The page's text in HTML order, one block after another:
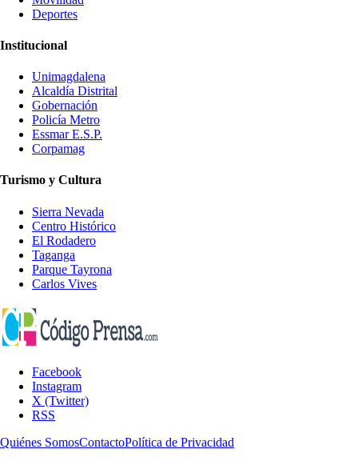
Deportes
Institucional
Unimagdalena
Alcaldía Distrital
Gobernación
Policía Metro
Essmar E.S.P.
Corpamag
Turismo y Cultura
Sierra Nevada
Centro Histórico
El Rodadero
Taganga
Parque Tayrona
Carlos Vives
Facebook
Instagram
X (Twitter)
RSS
Quiénes SomosContactoPolítica de Privacidad